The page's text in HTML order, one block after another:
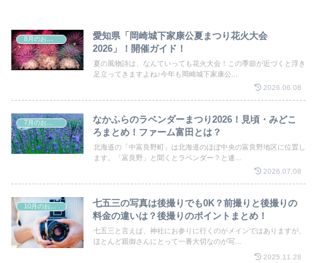
8月のお祭り
愛知県「岡崎城下家康公夏まつり花火大会
2026」！開催ガイド！
夏の風物詩は、なんていっても花火大会！この季節が近づくと浮き
足立ってきますよね♪今年も岡崎城下家康公...
2026.06.08
7月のお祭り
なかふらのラベンダーまつり2026！見頃・みどこ
ろまとめ！ファーム富田とは？
北海道の「中富良野町」は北海道のほぼ中央の富良野地区に位置し
ます。「富良野」と聞くとラベンダー？と連...
2026.07.08
10月のお祭り
七五三の写真は後撮りでも0K？前撮りと後撮りの
料金の違いは？後撮りのポイントまとめ！
七五三と言えば、神社にお参りに行くのがメインではありますが、
ほとんど親御さんにとって一番大切なのが写...
2025.11.28